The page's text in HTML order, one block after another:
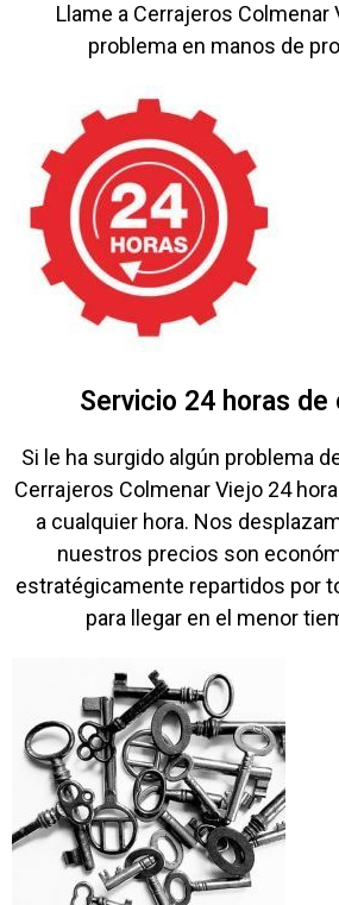
Llame a Cerrajeros Colmenar
problema en manos de
Servicio 24 horas
Si le ha surgido algún problema
Cerrajeros Colmenar Viejo 24
a cualquier hora. Nos
nuestros precios son
estratégicamente repartidos por
para llegar en el menor